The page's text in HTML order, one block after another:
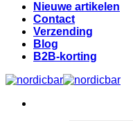
Nieuwe artikelen
Contact
Verzending
Blog
B2B-korting